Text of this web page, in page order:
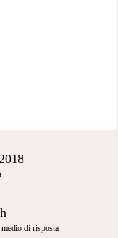
medio di risposta